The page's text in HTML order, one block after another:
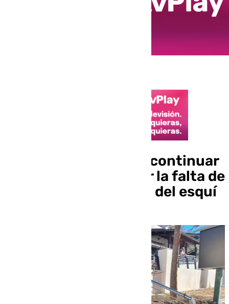
Sierra Nevada baraja continuar
en modo turístico por la falta de
nieve para la práctica del esquí